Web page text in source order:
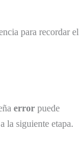
para recordar el
error puede
la siguiente etapa.